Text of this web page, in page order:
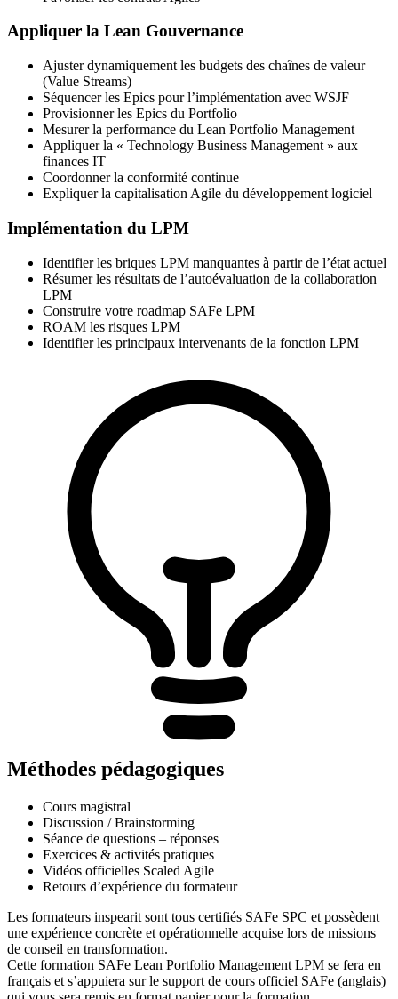
Appliquer la Lean Gouvernance
Ajuster dynamiquement les budgets des chaînes de valeur
(Value Streams)
Séquencer les Epics pour l’implémentation avec WSJF
Provisionner les Epics du Portfolio
Mesurer la performance du Lean Portfolio Management
Appliquer la « Technology Business Management » aux
finances IT
Coordonner la conformité continue
Expliquer la capitalisation Agile du développement logiciel
Implémentation du LPM
Identifier les briques LPM manquantes à partir de l’état actuel
Résumer les résultats de l’autoévaluation de la collaboration
LPM
Construire votre roadmap SAFe LPM
ROAM les risques LPM
Identifier les principaux intervenants de la fonction LPM
Méthodes pédagogiques
Cours magistral
Discussion / Brainstorming
Séance de questions – réponses
Exercices & activités pratiques
Vidéos officielles Scaled Agile
Retours d’expérience du formateur
Les formateurs inspearit sont tous certifiés SAFe SPC et possèdent
une expérience concrète et opérationnelle acquise lors de missions
de conseil en transformation.
Cette formation SAFe Lean Portfolio Management LPM se fera en
français et s’appuiera sur le support de cours officiel SAFe (anglais)